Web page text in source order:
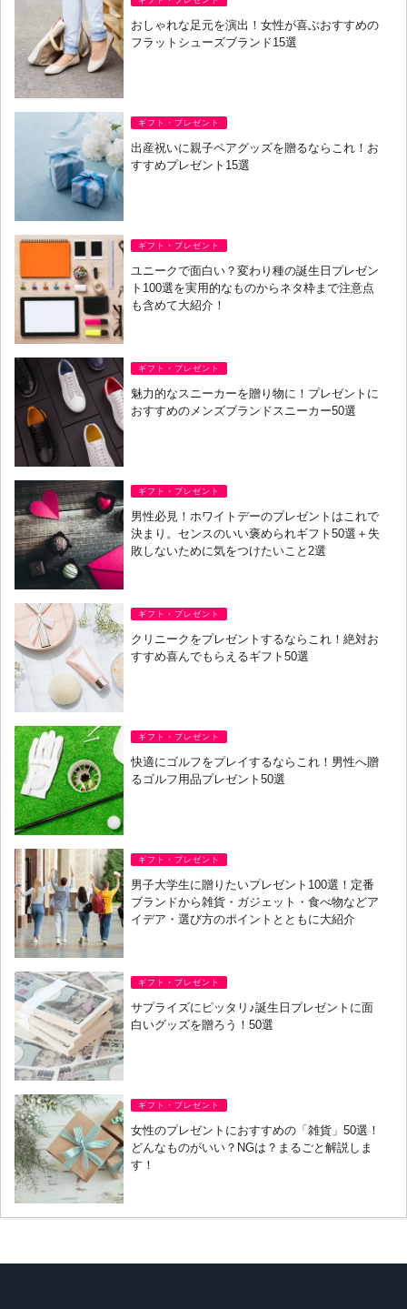
おしゃれな足元を演出！女性が喜ぶおすすめの
フラットシューズブランド15選
ギフト・プレゼント
出産祝いに親子ペアグッズを贈るならこれ！お
すすめプレゼント15選
ギフト・プレゼント
ユニークで面白い？変わり種の誕生日プレゼン
ト100選を実用的なものからネタ枠まで注意点
も含めて大紹介！
ギフト・プレゼント
魅力的なスニーカーを贈り物に！プレゼントに
おすすめのメンズブランドスニーカー50選
ギフト・プレゼント
男性必見！ホワイトデーのプレゼントはこれで
決まり。センスのいい褒められギフト50選＋失
敗しないために気をつけたいこと2選
ギフト・プレゼント
クリニークをプレゼントするならこれ！絶対お
すすめ喜んでもらえるギフト50選
ギフト・プレゼント
快適にゴルフをプレイするならこれ！男性へ贈
るゴルフ用品プレゼント50選
ギフト・プレゼント
男子大学生に贈りたいプレゼント100選！定番
ブランドから雑貨・ガジェット・食べ物などア
イデア・選び方のポイントとともに大紹介
ギフト・プレゼント
サプライズにピッタリ♪誕生日プレゼントに面
白いグッズを贈ろう！50選
ギフト・プレゼント
女性のプレゼントにおすすめの「雑貨」50選！
どんなものがいい？NGは？まるごと解説しま
す！